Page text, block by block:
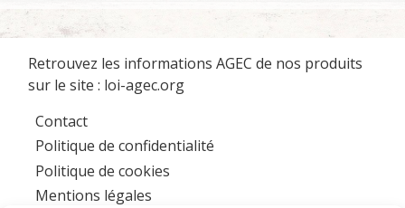
Retrouvez les informations AGEC de nos produits
sur le site : loi-agec.org
Contact
Politique de confidentialité
Politique de cookies
Mentions légales